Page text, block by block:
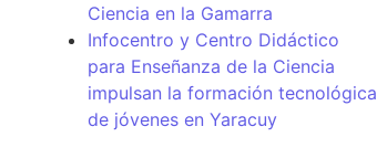
Ciencia en la Gamarra
Infocentro y Centro Didáctico
para Enseñanza de la Ciencia
impulsan la formación tecnológica
de jóvenes en Yaracuy